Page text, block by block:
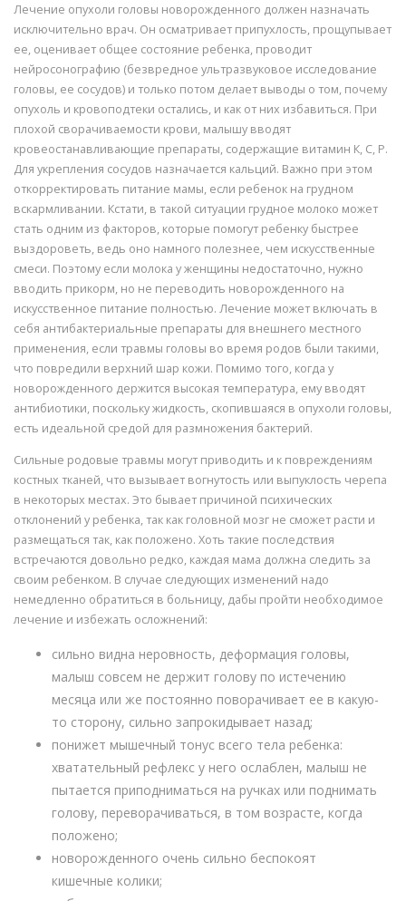
Лечение опухоли головы новорожденного должен назначать
исключительно врач. Он осматривает припухлость, прощупывает
ее, оценивает общее состояние ребенка, проводит
нейросонографию (безвредное ультразвуковое исследование
головы, ее сосудов) и только потом делает выводы о том, почему
опухоль и кровоподтеки остались, и как от них избавиться. При
плохой сворачиваемости крови, малышу вводят
кровеостанавливающие препараты, содержащие витамин К, С, Р.
Для укрепления сосудов назначается кальций. Важно при этом
откорректировать питание мамы, если ребенок на грудном
вскармливании. Кстати, в такой ситуации грудное молоко может
стать одним из факторов, которые помогут ребенку быстрее
выздороветь, ведь оно намного полезнее, чем искусственные
смеси. Поэтому если молока у женщины недостаточно, нужно
вводить прикорм, но не переводить новорожденного на
искусственное питание полностью. Лечение может включать в
себя антибактериальные препараты для внешнего местного
применения, если травмы головы во время родов были такими,
что повредили верхний шар кожи. Помимо того, когда у
новорожденного держится высокая температура, ему вводят
антибиотики, поскольку жидкость, скопившаяся в опухоли головы,
есть идеальной средой для размножения бактерий.
Сильные родовые травмы могут приводить и к повреждениям
костных тканей, что вызывает вогнутость или выпуклость черепа
в некоторых местах. Это бывает причиной психических
отклонений у ребенка, так как головной мозг не сможет расти и
размещаться так, как положено. Хоть такие последствия
встречаются довольно редко, каждая мама должна следить за
своим ребенком. В случае следующих изменений надо
немедленно обратиться в больницу, дабы пройти необходимое
лечение и избежать осложнений:
сильно видна неровность, деформация головы,
малыш совсем не держит голову по истечению
месяца или же постоянно поворачивает ее в какую-
то сторону, сильно запрокидывает назад;
понижет мышечный тонус всего тела ребенка:
хватательный рефлекс у него ослаблен, малыш не
пытается приподниматься на ручках или поднимать
голову, переворачиваться, в том возрасте, когда
положено;
новорожденного очень сильно беспокоят
кишечные колики;